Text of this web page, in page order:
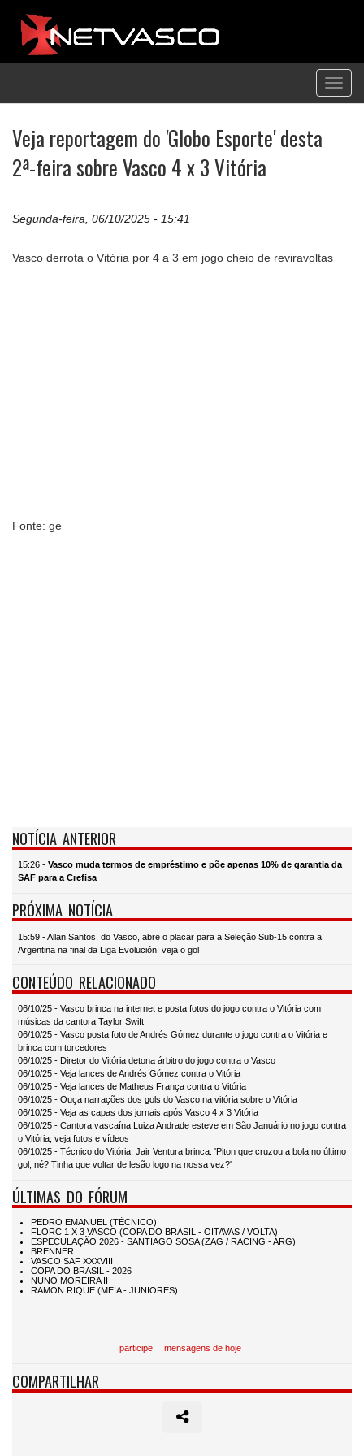
Veja reportagem do 'Globo Esporte' desta
2ª-feira sobre Vasco 4 x 3 Vitória
Segunda-feira, 06/10/2025 - 15:41
Vasco derrota o Vitória por 4 a 3 em jogo cheio de reviravoltas
Fonte: ge
NOTÍCIA ANTERIOR
15:26 - Vasco muda termos de empréstimo e põe apenas 10% de garantia da
SAF para a Crefisa
PRÓXIMA NOTÍCIA
15:59 - Allan Santos, do Vasco, abre o placar para a Seleção Sub-15 contra a
Argentina na final da Liga Evolución; veja o gol
CONTEÚDO RELACIONADO
06/10/25 - Vasco brinca na internet e posta fotos do jogo contra o Vitória com
músicas da cantora Taylor Swift
06/10/25 - Vasco posta foto de Andrés Gómez durante o jogo contra o Vitória e
brinca com torcedores
06/10/25 - Diretor do Vitória detona árbitro do jogo contra o Vasco
06/10/25 - Veja lances de Andrés Gómez contra o Vitória
06/10/25 - Veja lances de Matheus França contra o Vitória
06/10/25 - Ouça narrações dos gols do Vasco na vitória sobre o Vitória
06/10/25 - Veja as capas dos jornais após Vasco 4 x 3 Vitória
06/10/25 - Cantora vascaína Luiza Andrade esteve em São Januário no jogo contra
o Vitória; veja fotos e vídeos
06/10/25 - Técnico do Vitória, Jair Ventura brinca: 'Piton que cruzou a bola no último
gol, né? Tinha que voltar de lesão logo na nossa vez?'
ÚLTIMAS DO FÓRUM
participe mensagens de hoje
COMPARTILHAR